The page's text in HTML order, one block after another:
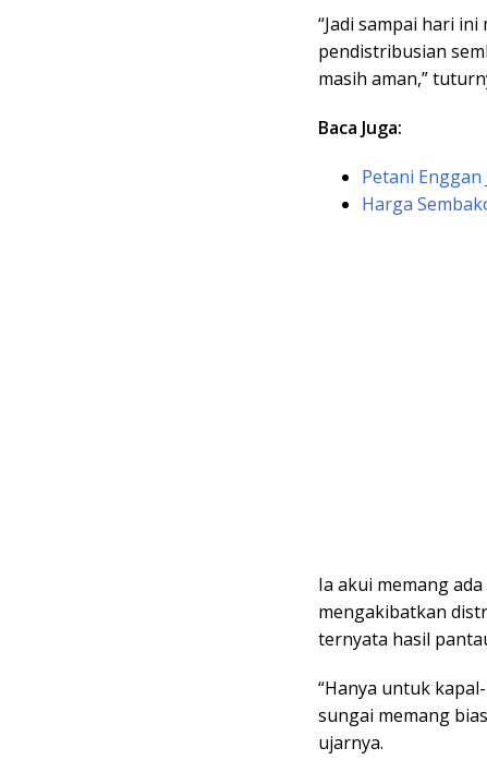
“Jadi sampai hari
pendistribusian
masih aman,”
Baca Juga:
Petani Enggan
Harga
Ia akui memang
mengakibatkan
ternyata hasil
“Hanya untuk
sungai memang
ujarnya.